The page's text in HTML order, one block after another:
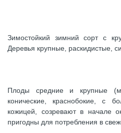
Зимостойкий зимний сорт с
Деревья крупные, раскидистые,
Плоды средние и крупные
конические, краснобокие, с
кожицей, созревают в начале
пригодны для потребления в